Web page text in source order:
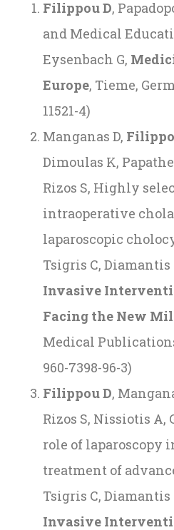
FilippouD,
and Medical
Eysenbach G, Μ
Europe, Τieme,
11521-4)
Manganas D,
Dimoulas K,
Rizos S, Highly
intraoperative
laparoscopic
Tsigris C, Diamantis
Invasive
Facing the New
Medical
960-7398-96-3)
Filippou D,
Rizos S, Nissiotis A,
role of laparoscopy
treatment of
Tsigris C, Diamantis
Invasive